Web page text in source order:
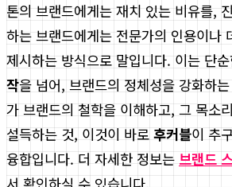
톤의 브랜드에게는 재치 있는 비유를,
하는 브랜드에게는 전문가의 인용이나
제시하는 방식으로 말입니다. 이는 단
작을 넘어, 브랜드의 정체성을 강화하
가 브랜드의 철학을 이해하고, 그 목소
설득하는 것, 이것이 바로 후커블이 추
융합입니다. 더 자세한 정보는 브랜드